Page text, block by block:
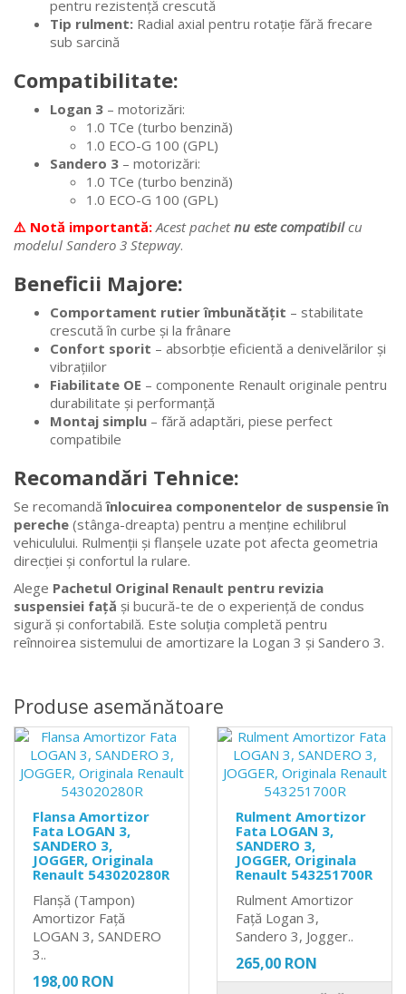
pentru rezistență crescută
Tip rulment: Radial axial pentru rotație fără frecare
sub sarcină
Compatibilitate:
Logan 3 – motorizări:
1.0 TCe (turbo benzină)
1.0 ECO-G 100 (GPL)
Sandero 3 – motorizări:
1.0 TCe (turbo benzină)
1.0 ECO-G 100 (GPL)
⚠️ Notă importantă: Acest pachetnu este compatibilcu
modelul Sandero 3 Stepway.
Beneficii Majore:
Comportament rutier îmbunătățit – stabilitate
crescută în curbe și la frânare
Confort sporit – absorbție eficientă a denivelărilor și
vibrațiilor
Fiabilitate OE – componente Renault originale pentru
durabilitate și performanță
Montaj simplu – fără adaptări, piese perfect
compatibile
Recomandări Tehnice:
Se recomandăînlocuirea componentelor de suspensie în
pereche (stânga-dreapta) pentru a menține echilibrul
vehiculului. Rulmenții și flanșele uzate pot afecta geometria
direcției și confortul la rulare.
Alege Pachetul Original Renault pentru revizia
suspensiei față și bucură-te de o experiență de condus
sigură și confortabilă. Este soluția completă pentru
reînnoirea sistemului de amortizare la Logan 3 și Sandero 3.
Produse asemănătoare
Flansa Amortizor
Fata LOGAN 3,
SANDERO 3,
JOGGER, Originala
Renault 543020280R
Flanșă (Tampon)
Amortizor Față
LOGAN 3, SANDERO
3..
198,00 RON
Rulment Amortizor
Fata LOGAN 3,
SANDERO 3,
JOGGER, Originala
Renault 543251700R
Rulment Amortizor
Față Logan 3,
Sandero 3, Jogger..
265,00 RON